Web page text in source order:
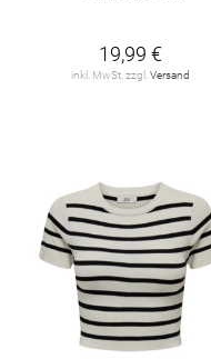
19,99 €
inkl. MwSt. zzgl. Versand